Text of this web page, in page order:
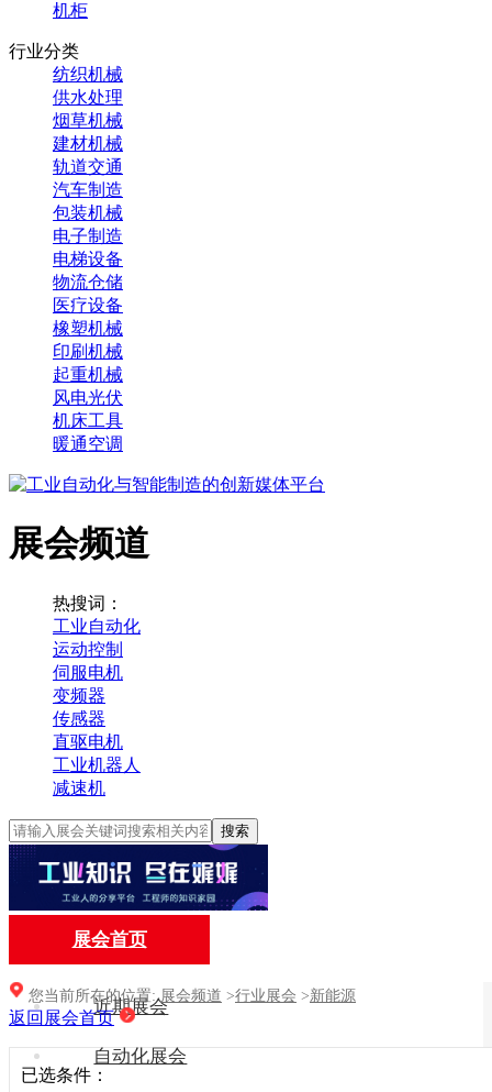
机柜
行业分类
纺织机械
供水处理
烟草机械
建材机械
轨道交通
汽车制造
包装机械
电子制造
电梯设备
物流仓储
医疗设备
橡塑机械
印刷机械
起重机械
风电光伏
机床工具
暖通空调
展会频道
热搜词：
工业自动化
运动控制
伺服电机
变频器
传感器
直驱电机
工业机器人
减速机
搜索
展会首页
近期展会
自动化展会
您当前所在的位置: 展会频道 >行业展会 >新能源
返回展会首页
已选条件：